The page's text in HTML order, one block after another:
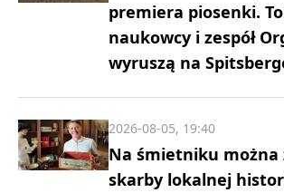
premiera piosenki.
naukowcy i zespół
wyruszą na
Na śmietniku można
skarby lokalnej
2026-08-05, 19:40